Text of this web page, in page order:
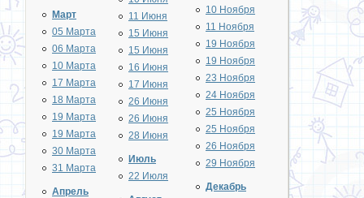
Март
05 Марта
06 Марта
10 Марта
17 Марта
18 Марта
19 Марта
19 Марта
30 Марта
31 Марта
Апрель
11 Июня
15 Июня
15 Июня
16 Июня
17 Июня
26 Июня
26 Июня
28 Июня
Июль
22 Июля
10 Ноября
11 Ноября
19 Ноября
19 Ноября
23 Ноября
24 Ноября
25 Ноября
25 Ноября
26 Ноября
29 Ноября
Декабрь